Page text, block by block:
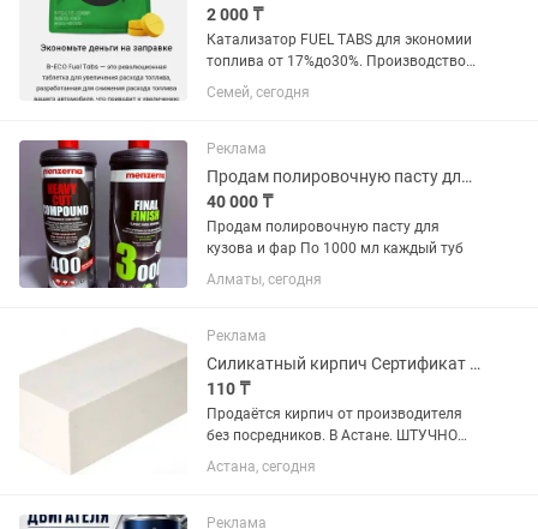
2 000 ₸
Катализатор FUEL TABS для экономии
топлива от 17%до30%. Производство
США. Дополнительный Доход! Бизнес!
Доставка в 100 стран мира! Напрямую
выгодной цене через...
Семей, сегодня
Реклама
Продам полировочную пасту для авто
40 000 ₸
Продам полировочную пасту для
кузова и фар По 1000 мл каждый туб
Алматы, сегодня
Реклама
Силикатный кирпич Сертификат имеется
110 ₸
Продаётся кирпич от производителя
без посредников. В Астане. ШТУЧНО
кирпич 150/160 тенге Сертификат
качества имееться ( цена для оптовых
100.тысяч кирпичей) Марка...
Астана, сегодня
Реклама